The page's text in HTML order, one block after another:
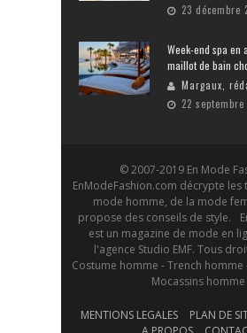
23 décembre
Week-end spa en
maillot de bain
Margaux,
22 septembre
© 2007-2019 En Mode
EnModeFashion.com décrypte les
mode homme, de la mode
propose des conseils de style.
est un magazine de mode en
l'agence Studio EMF. Tous
Costume homme - Trench
Mocassins homme
MENTIONS LEGALES PLAN DE